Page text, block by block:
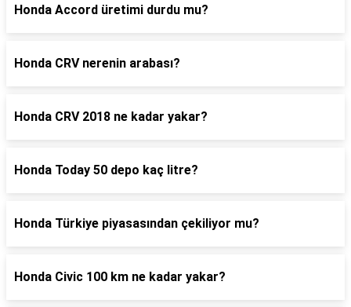
Honda Accord üretimi durdu mu?
Honda CRV nerenin arabası?
Honda CRV 2018 ne kadar yakar?
Honda Today 50 depo kaç litre?
Honda Türkiye piyasasından çekiliyor mu?
Honda Civic 100 km ne kadar yakar?